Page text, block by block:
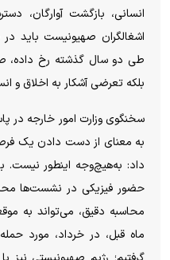
انسانی، بازگشت آوارگان،
اشغالگران صهیونیست باید
طی دو سال گذشته رخ داده،
بلکه تعرضی آشکار به اخلاق و
سخنگوی وزارت امور خارجه در
به معنای از دست دادن یک
داد: به‌هیچ‌وجه اینطور نیست.
حضور فیزیکی در نشست‌ها
محاسبه دقیق، می‌تواند به
ماه قبل، در خرداد، مورد حمله